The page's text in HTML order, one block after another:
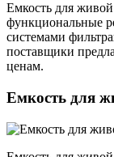
Емкость для
функциональные
системами
поставщики
ценам.
Емкость для